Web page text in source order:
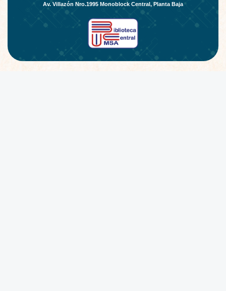
Av. Villazón Nro.1995 Monoblock Central, Planta Baja